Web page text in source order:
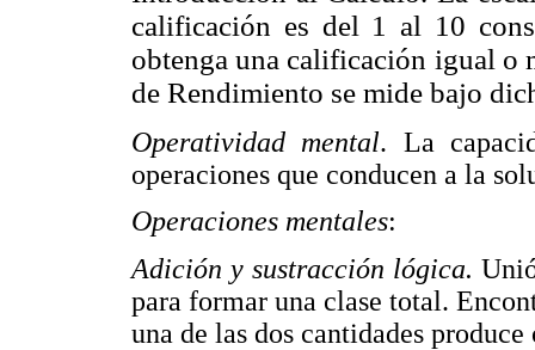
calificación es del 1 al 10
obtenga una calificación igual o
de Rendimiento se mide bajo
Operatividad mental. La
operaciones que conducen a la
Operaciones mentales:
Adición y sustracción lógica.
para formar una clase total.
una de las dos cantidades produce